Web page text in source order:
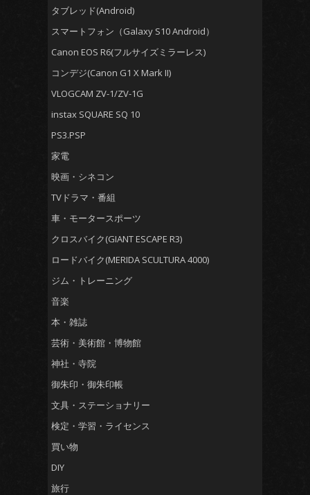
タブレッド(Android)
スマートフォン（Galaxy S10 Android）
Canon EOS R6(フルサイズミラーレス)
コンデジ(Canon G1 X Mark II)
VLOGCAM ZV-1/ZV-1G
instax SQUARE SQ 10
PS3.PSP
家電
映画・シネコン
TVドラマ・番組
車・モータースポーツ
クロスバイク(GIANT ESCAPE R3)
ロードバイク(MERIDA SCULTURA 4000)
ジム・トレーニング
音楽
本・雑誌
芸術・美術館・博物館
神社・寺院
御朱印・御朱印帳
文具・ステーショナリー
検定・学習・ライセンス
買い物
DIY
旅行